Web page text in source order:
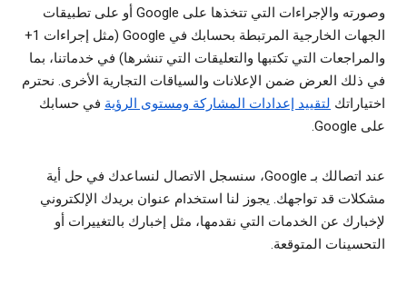
وصورته والإجراءات التي تتخذها على Google أو على تطبيقات
الجهات الخارجية المرتبطة بحسابك في Google (مثل إجراءات 1+
والمراجعات التي تكتبها والتعليقات التي تنشرها) في خدماتنا، بما
في ذلك العرض ضمن الإعلانات والسياقات التجارية الأخرى. نحترم
اختياراتك لتقييد إعدادات المشاركة ومستوى الرؤية في حسابك
على Google.
عند اتصالك بـ Google، سنسجل الاتصال لنساعدك في حل أية
مشكلات قد تواجهك. يجوز لنا استخدام عنوان بريدك الإلكتروني
لإخبارك عن الخدمات التي نقدمها، مثل إخبارك بالتغييرات أو
التحسينات المتوقعة.